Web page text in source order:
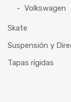
Volkswagen
Skate
Suspensión y
Tapas rígidas